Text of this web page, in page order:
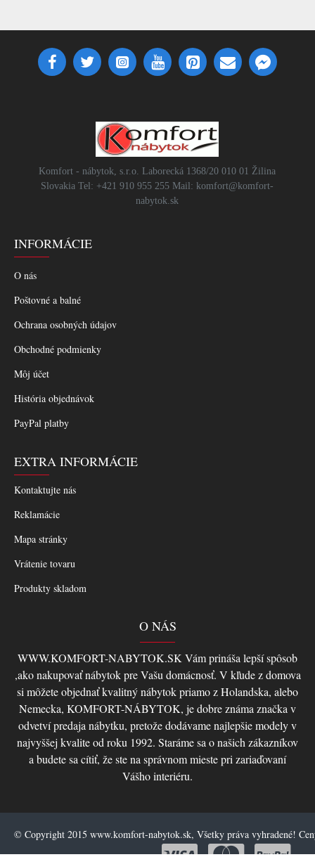
Komfort - nábytok, s.r.o. Laborecká 1368/20 010 01 Žilina
Slovakia Tel: +421 910 955 255 Mail: komfort@komfort-
nabytok.sk
INFORMÁCIE
O nás
Poštovné a balné
Ochrana osobných údajov
Obchodné podmienky
Môj účet
História objednávok
PayPal platby
EXTRA INFORMÁCIE
Kontaktujte nás
Reklamácie
Mapa stránky
Vrátenie tovaru
Produkty skladom
O NÁS
WWW.KOMFORT-NABYTOK.SK Vám prináša lepší spôsob
,ako nakupovať nábytok pre Vašu domácnosť. V kľude z domova
si môžete objednať kvalitný nábytok priamo z Holandska, alebo
Nemecka, KOMFORT-NÁBYTOK, je dobre známa značka v
odvetví predaja nábytku, pretože dodávame najlepšie modely v
najvyššej kvalite od roku 1992. Staráme sa o našich zákazníkov
a budete sa cítiť, že ste na správnom mieste pri zariaďovaní
Vášho interiéru.
© Copyright 2015 www.komfort-nabytok.sk, Všetky práva vyhradené!